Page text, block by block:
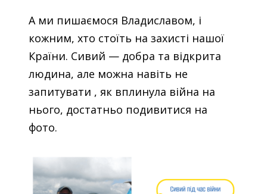
А ми пишаємося Владиславом, і
кожним, хто стоїть на захисті нашої
Країни. Сивий — добра та відкрита
людина, але можна навіть не
запитувати , як вплинула війна на
нього, достатньо подивитися на
фото.